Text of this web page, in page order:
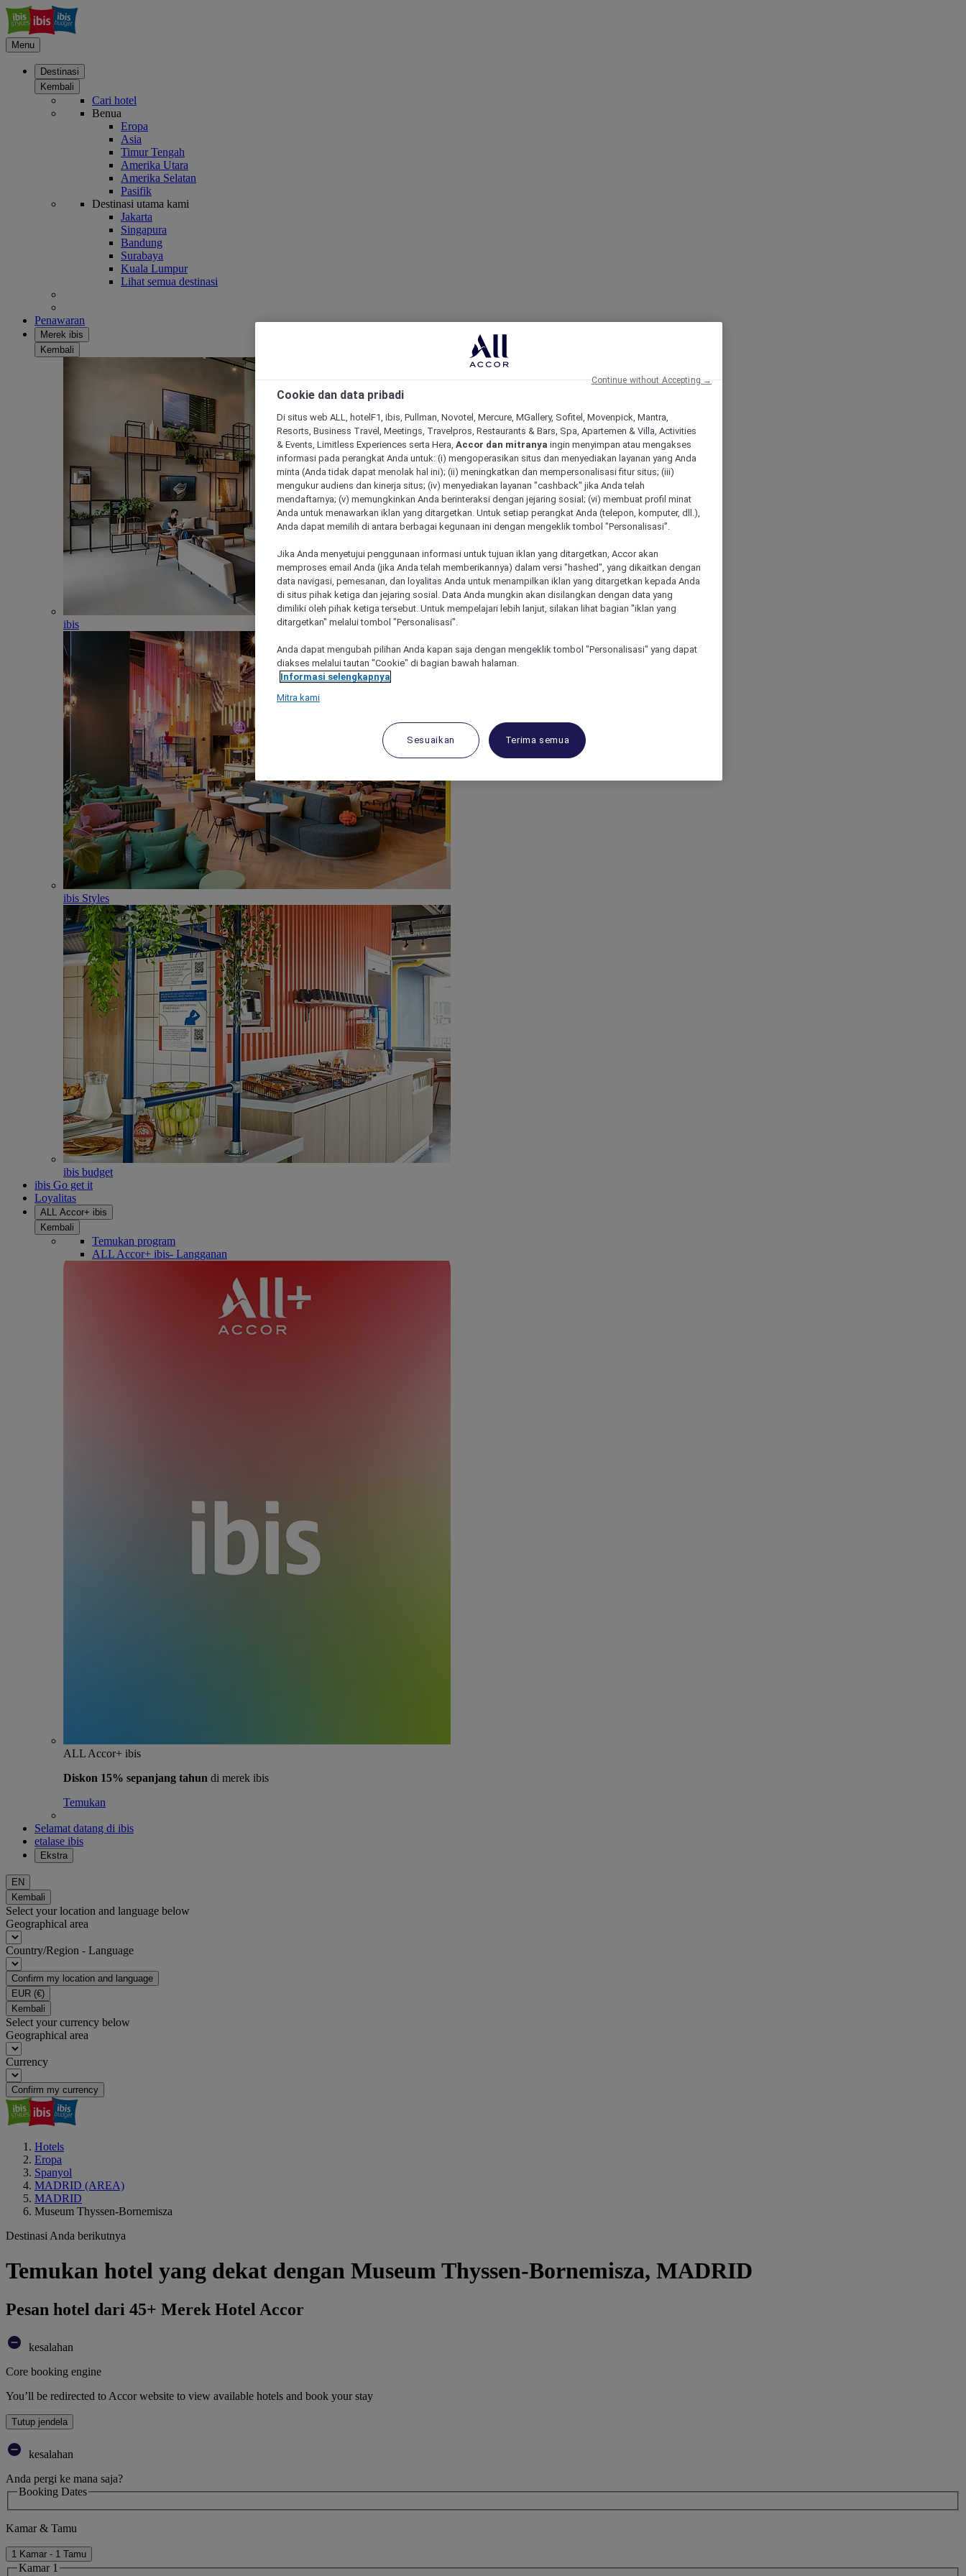
Menu
Destinasi
Kembali
Cari hotel
Benua
Eropa
Asia
Timur Tengah
Amerika Utara
Amerika Selatan
Pasifik
Destinasi utama kami
Jakarta
Singapura
Bandung
Surabaya
Kuala Lumpur
Lihat semua destinasi
Penawaran
Merek ibis
Kembali
ibis
ibis Styles
ibis budget
ibis Go get it
Loyalitas
ALL Accor+ ibis
Kembali
Temukan program
ALL Accor+ ibis- Langganan
ALL Accor+ ibis
Diskon 15% sepanjang tahun di merek ibis
Temukan
Selamat datang di ibis
etalase ibis
Ekstra
EN
Kembali
Select your location and language below
Geographical area
Country/Region - Language
Confirm my location and language
EUR (€)
Kembali
Select your currency below
Geographical area
Currency
Confirm my currency
Hotels
Eropa
Spanyol
MADRID (AREA)
MADRID
Museum Thyssen-Bornemisza
Destinasi Anda berikutnya
Temukan hotel yang dekat dengan Museum Thyssen-Bornemisza, MADRID
Pesan hotel dari 45+ Merek Hotel Accor
kesalahan
Core booking engine
You’ll be redirected to Accor website to view available hotels and book your stay
Tutup jendela
kesalahan
Anda pergi ke mana saja?
Booking Dates
Kamar & Tamu
1 Kamar - 1 Tamu
Kamar 1
Cookie dan data pribadi
Di situs web ALL, hotelF1, ibis, Pullman, Novotel, Mercure, MGallery, Sofitel, Movenpick, Mantra,
Resorts, Business Travel, Meetings, Travelpros, Restaurants & Bars, Spa, Apartemen & Villa, Activities
& Events, Limitless Experiences serta Hera, Accor dan mitranya ingin menyimpan atau mengakses
informasi pada perangkat Anda untuk: (i) mengoperasikan situs dan menyediakan layanan yang Anda
minta (Anda tidak dapat menolak hal ini); (ii) meningkatkan dan mempersonalisasi fitur situs; (iii)
mengukur audiens dan kinerja situs; (iv) menyediakan layanan "cashback" jika Anda telah
mendaftarnya; (v) memungkinkan Anda berinteraksi dengan jejaring sosial; (vi) membuat profil minat
Anda untuk menawarkan iklan yang ditargetkan. Untuk setiap perangkat Anda (telepon, komputer, dll.),
Anda dapat memilih di antara berbagai kegunaan ini dengan mengeklik tombol "Personalisasi".
Jika Anda menyetujui penggunaan informasi untuk tujuan iklan yang ditargetkan, Accor akan
memproses email Anda (jika Anda telah memberikannya) dalam versi "hashed", yang dikaitkan dengan
data navigasi, pemesanan, dan loyalitas Anda untuk menampilkan iklan yang ditargetkan kepada Anda
di situs pihak ketiga dan jejaring sosial. Data Anda mungkin akan disilangkan dengan data yang
dimiliki oleh pihak ketiga tersebut. Untuk mempelajari lebih lanjut, silakan lihat bagian "iklan yang
ditargetkan" melalui tombol "Personalisasi".
Anda dapat mengubah pilihan Anda kapan saja dengan mengeklik tombol "Personalisasi" yang dapat
diakses melalui tautan "Cookie" di bagian bawah halaman.
Informasi selengkapnya
Mitra kami
Sesuaikan Terima semua
Continue without Accepting →